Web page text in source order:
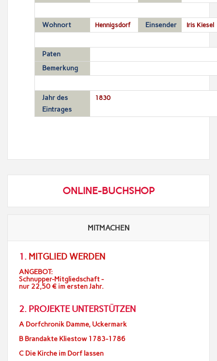
Wohnort Hennigsdorf Einsender Iris Kiesel
Paten
Bemerkung
Jahr des
Eintrages
1830
ONLINE-BUCHSHOP
MITMACHEN
1. MITGLIED WERDEN
ANGEBOT:
Schnupper-Mitgliedschaft -
nur 22,50 € im ersten Jahr.
2. PROJEKTE UNTERSTÜTZEN
A Dorfchronik Damme, Uckermark
B Brandakte Kliestow 1783-1786
C Die Kirche im Dorf lassen